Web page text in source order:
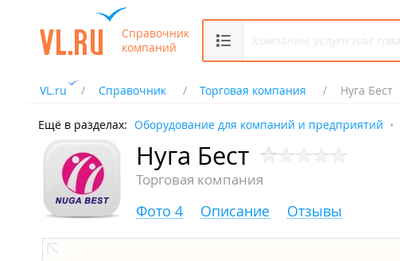
Справочник
компаний
VL.ru Справочник Торговая компания Нуга Бест
Ещё в разделах: Оборудование для компаний и предприятий
Нуга Бест
Торговая компания
Фото 4 Описание Отзывы